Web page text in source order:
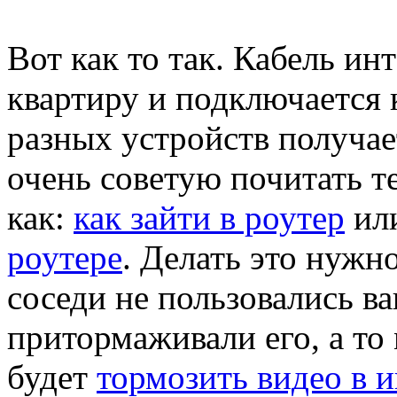
Вот как то так. Кабель
квартиру и
разных устройств
очень советую почитать
как: как зайти в роутер
роутере. Делать это
соседи не пользовались
притормаживали его, а то
будет тормозить видео в